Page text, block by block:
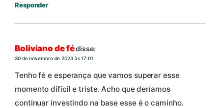
Responder
Boliviano de fédisse:
30 de novembro de 2023 às 17:01
Tenho fé e esperança que vamos superar esse
momento difícil e triste. Acho que deríamos
continuar investindo na base esse é o caminho.